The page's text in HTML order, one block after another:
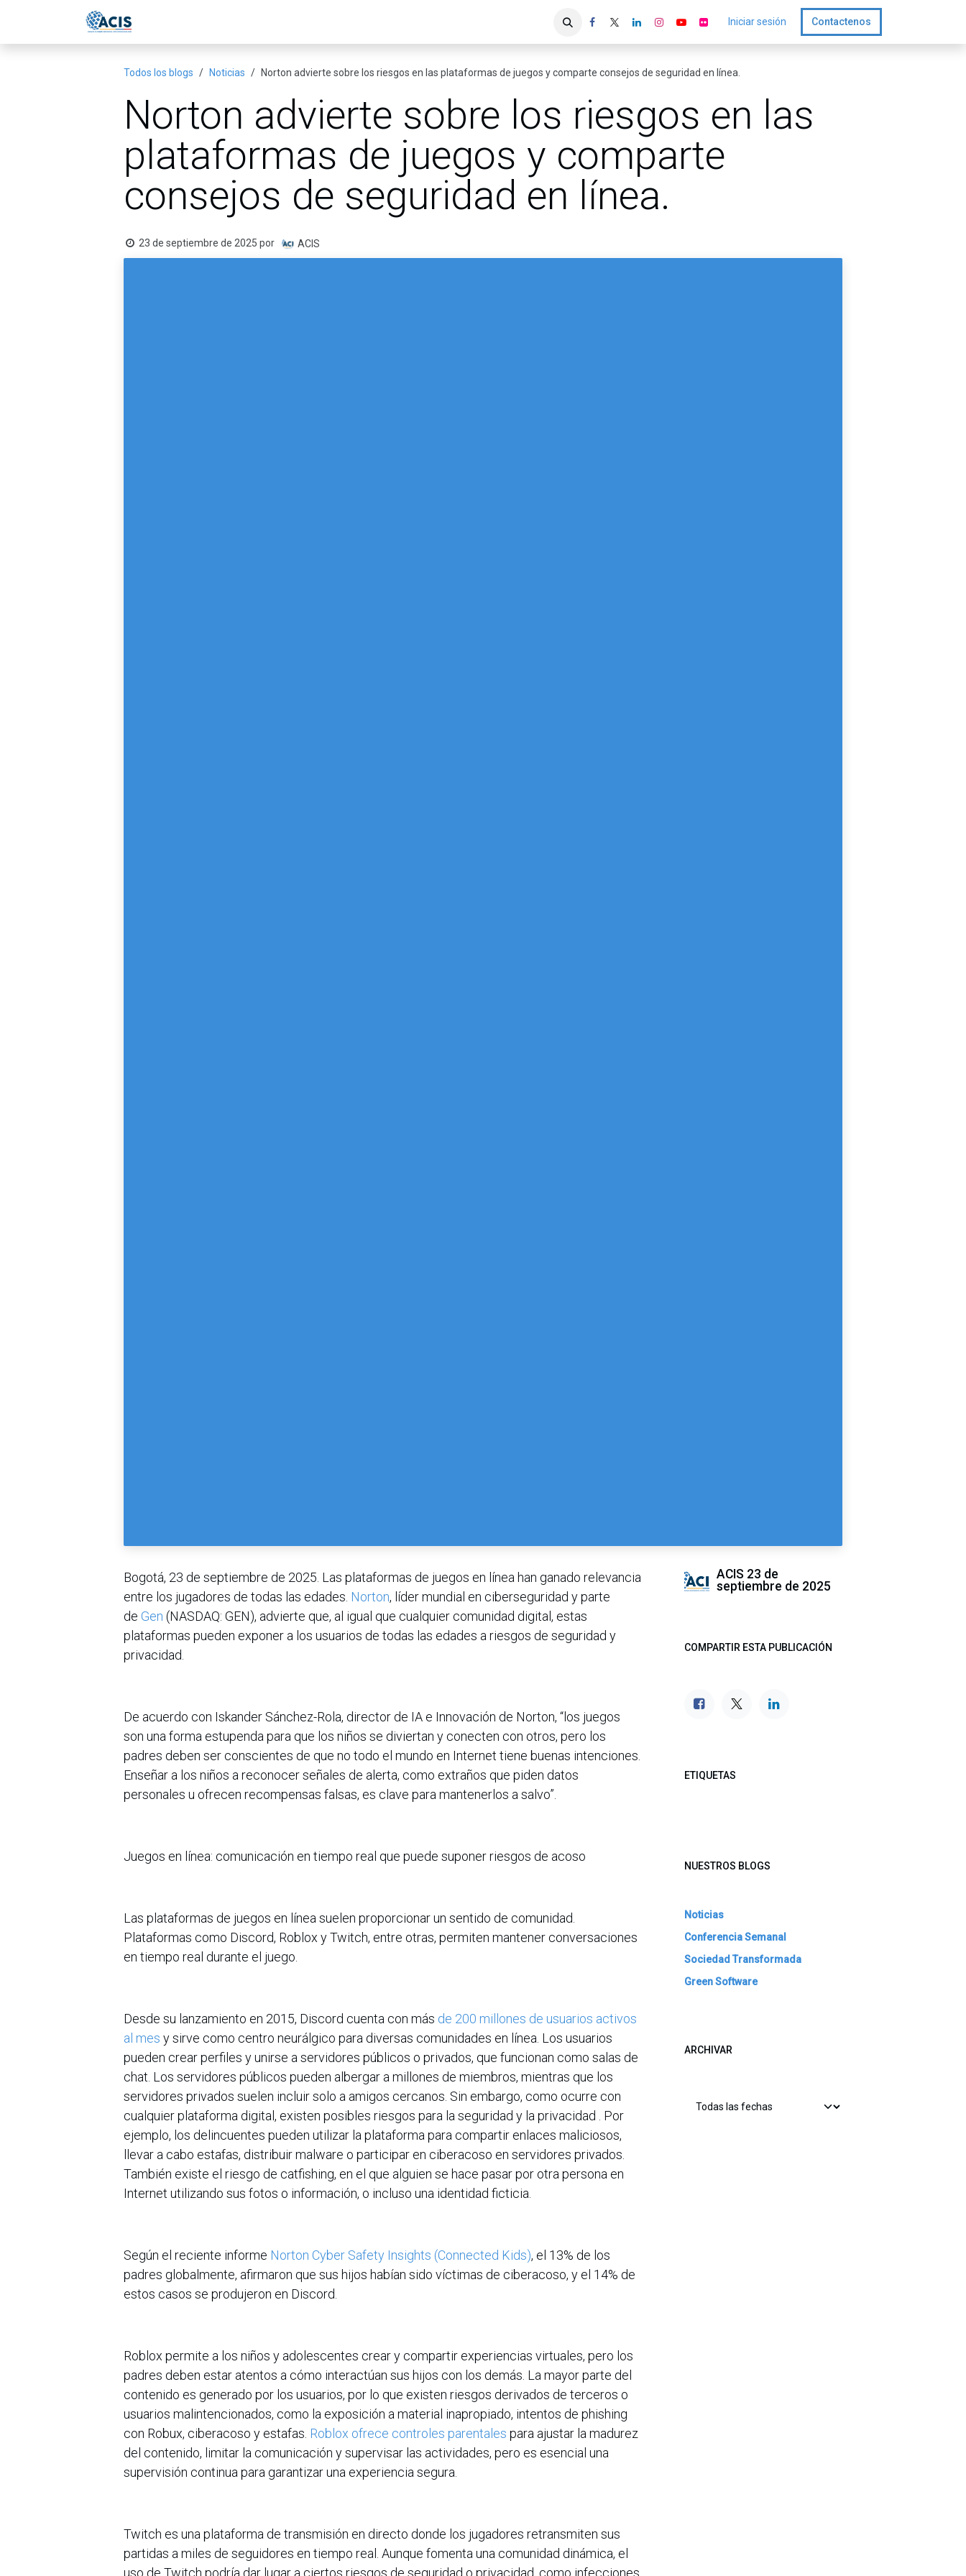
Iniciar sesión Contactenos
Todos los blogs Noticias Norton advierte sobre los riesgos en las plataformas de juegos y comparte consejos de seguridad en línea.
Norton advierte sobre los riesgos en las
plataformas de juegos y comparte
consejos de seguridad en línea.
23 de septiembre de 2025 por ACIS
Bogotá, 23 de septiembre de 2025. Las plataformas de juegos en línea han ganado relevancia
entre los jugadores de todas las edades. Norton, líder mundial en ciberseguridad y parte
de Gen (NASDAQ: GEN), advierte que, al igual que cualquier comunidad digital, estas
plataformas pueden exponer a los usuarios de todas las edades a riesgos de seguridad y
privacidad.
De acuerdo con Iskander Sánchez-Rola, director de IA e Innovación de Norton, “los juegos
son una forma estupenda para que los niños se diviertan y conecten con otros, pero los
padres deben ser conscientes de que no todo el mundo en Internet tiene buenas intenciones.
Enseñar a los niños a reconocer señales de alerta, como extraños que piden datos
personales u ofrecen recompensas falsas, es clave para mantenerlos a salvo”.
Juegos en línea: comunicación en tiempo real que puede suponer riesgos de acoso
Las plataformas de juegos en línea suelen proporcionar un sentido de comunidad.
Plataformas como Discord, Roblox y Twitch, entre otras, permiten mantener conversaciones
en tiempo real durante el juego.
Desde su lanzamiento en 2015, Discord cuenta con más de 200 millones de usuarios activos
al mes y sirve como centro neurálgico para diversas comunidades en línea. Los usuarios
pueden crear perfiles y unirse a servidores públicos o privados, que funcionan como salas de
chat. Los servidores públicos pueden albergar a millones de miembros, mientras que los
servidores privados suelen incluir solo a amigos cercanos. Sin embargo, como ocurre con
cualquier plataforma digital, existen posibles riesgos para la seguridad y la privacidad . Por
ejemplo, los delincuentes pueden utilizar la plataforma para compartir enlaces maliciosos,
llevar a cabo estafas, distribuir malware o participar en ciberacoso en servidores privados.
También existe el riesgo de catfishing, en el que alguien se hace pasar por otra persona en
Internet utilizando sus fotos o información, o incluso una identidad ficticia.
Según el reciente informe Norton Cyber Safety Insights (Connected Kids), el 13% de los
padres globalmente, afirmaron que sus hijos habían sido víctimas de ciberacoso, y el 14% de
estos casos se produjeron en Discord.
Roblox permite a los niños y adolescentes crear y compartir experiencias virtuales, pero los
padres deben estar atentos a cómo interactúan sus hijos con los demás. La mayor parte del
contenido es generado por los usuarios, por lo que existen riesgos derivados de terceros o
usuarios malintencionados, como la exposición a material inapropiado, intentos de phishing
con Robux, ciberacoso y estafas. Roblox ofrece controles parentales para ajustar la madurez
del contenido, limitar la comunicación y supervisar las actividades, pero es esencial una
supervisión continua para garantizar una experiencia segura.
Twitch es una plataforma de transmisión en directo donde los jugadores retransmiten sus
partidas a miles de seguidores en tiempo real. Aunque fomenta una comunidad dinámica, el
uso de Twitch podría dar lugar a ciertos riesgos de seguridad o privacidad, como infecciones
ACIS 23 de
septiembre de 2025
COMPARTIR ESTA PUBLICACIÓN
ETIQUETAS
NUESTROS BLOGS
Noticias
Conferencia Semanal
Sociedad Transformada
Green Software
ARCHIVAR